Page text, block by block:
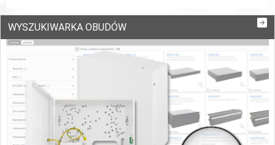
WYSZUKIWARKA OBUDÓW